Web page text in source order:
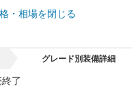
車買取相場
・相場を閉じる
グレード別装備詳細
了